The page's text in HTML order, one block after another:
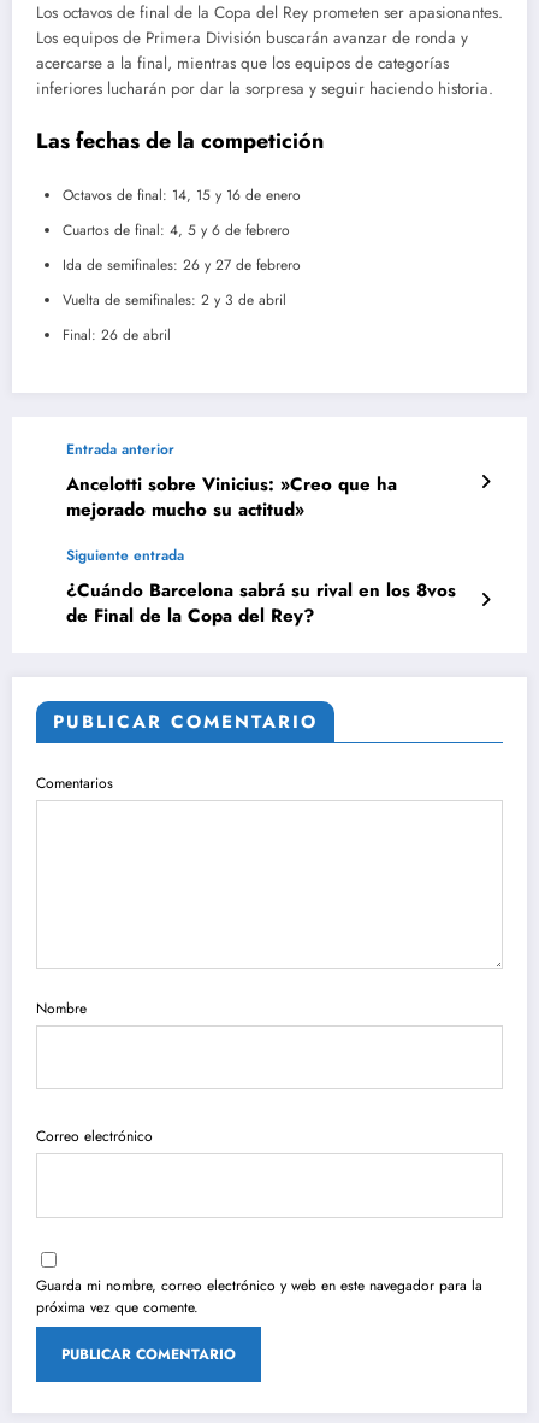
Los octavos de final de la Copa del Rey prometen ser apasionantes.
Los equipos de Primera División buscarán avanzar de ronda y
acercarse a la final, mientras que los equipos de categorías
inferiores lucharán por dar la sorpresa y seguir haciendo historia.
Las fechas de la competición
Octavos de final: 14, 15 y 16 de enero
Cuartos de final: 4, 5 y 6 de febrero
Ida de semifinales: 26 y 27 de febrero
Vuelta de semifinales: 2 y 3 de abril
Final: 26 de abril
Entrada anterior
Ancelotti sobre Vinicius: »Creo que ha
mejorado mucho su actitud»
Siguiente entrada
¿Cuándo Barcelona sabrá su rival en los 8vos
de Final de la Copa del Rey?
PUBLICAR COMENTARIO
Comentarios
Nombre
Correo electrónico
Guarda mi nombre, correo electrónico y web en este navegador para la
próxima vez que comente.